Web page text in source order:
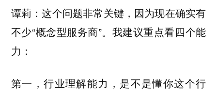
谭莉：这个问题非常关键，因为现在确实有
不少“概念型服务商”。我建议重点看四个能
力：
第一，行业理解能力，是不是懂你这个行